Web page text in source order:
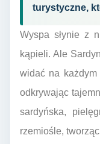
turystyczne,
Wyspa słynie z
kąpieli. Ale
widać na
odkrywając
sardyńska,
rzemiośle,